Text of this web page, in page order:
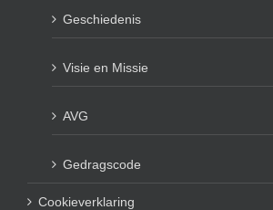
Geschiedenis
Visie en Missie
AVG
Gedragscode
Cookieverklaring